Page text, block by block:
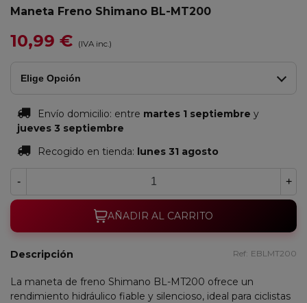
Maneta Freno Shimano BL-MT200
10,99 € (IVA inc.)
Elige Opción
Envío domicilio: entre martes 1 septiembre y
jueves 3 septiembre
Recogido en tienda: lunes 31 agosto
- +
AÑADIR AL CARRITO
Descripción Ref: EBLMT200
La maneta de freno Shimano BL-MT200 ofrece un
rendimiento hidráulico fiable y silencioso, ideal para ciclistas